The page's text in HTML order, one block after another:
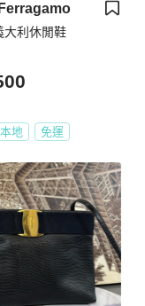
利休閒鞋
本地 免運